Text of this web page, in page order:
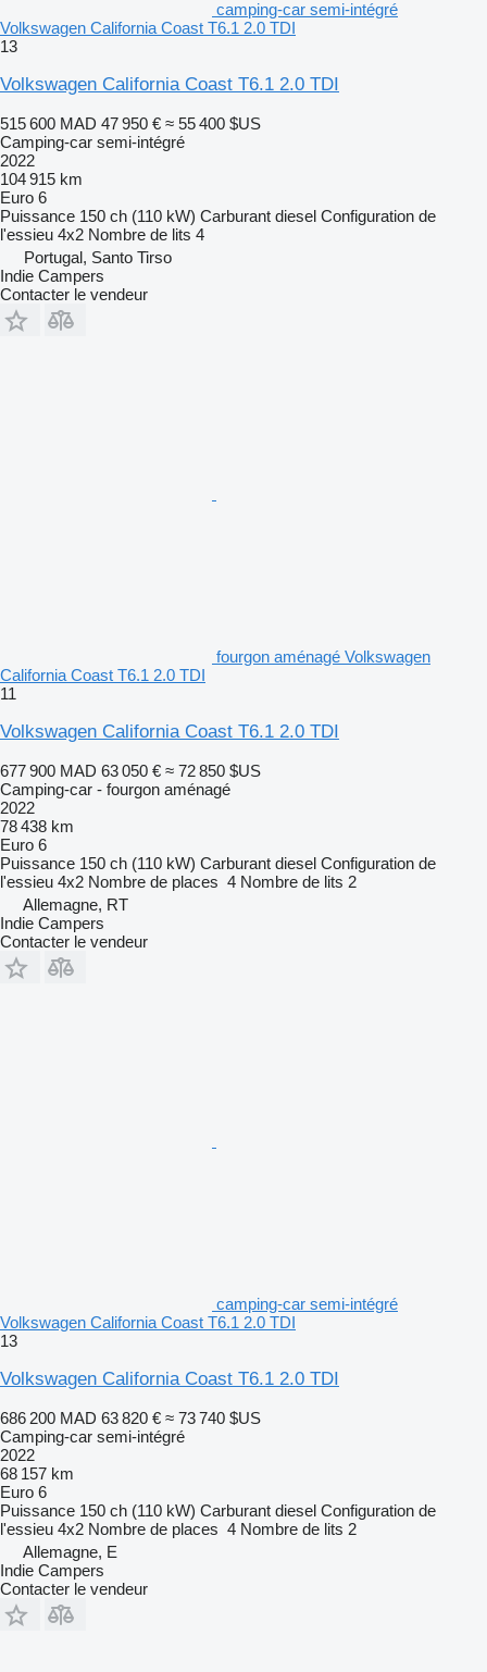
camping-car semi-intégré
Volkswagen California Coast T6.1 2.0 TDI
13
Volkswagen California Coast T6.1 2.0 TDI
515 600 MAD 47 950 € ≈ 55 400 $US
Camping-car semi-intégré
2022
104 915 km
Euro 6
Puissance 150 ch (110 kW) Carburant diesel Configuration de
l'essieu 4x2 Nombre de lits 4
Portugal, Santo Tirso
Indie Campers
Contacter le vendeur
fourgon aménagé Volkswagen
California Coast T6.1 2.0 TDI
11
Volkswagen California Coast T6.1 2.0 TDI
677 900 MAD 63 050 € ≈ 72 850 $US
Camping-car - fourgon aménagé
2022
78 438 km
Euro 6
Puissance 150 ch (110 kW) Carburant diesel Configuration de
l'essieu 4x2 Nombre de places 4 Nombre de lits 2
Allemagne, RT
Indie Campers
Contacter le vendeur
camping-car semi-intégré
Volkswagen California Coast T6.1 2.0 TDI
13
Volkswagen California Coast T6.1 2.0 TDI
686 200 MAD 63 820 € ≈ 73 740 $US
Camping-car semi-intégré
2022
68 157 km
Euro 6
Puissance 150 ch (110 kW) Carburant diesel Configuration de
l'essieu 4x2 Nombre de places 4 Nombre de lits 2
Allemagne, E
Indie Campers
Contacter le vendeur